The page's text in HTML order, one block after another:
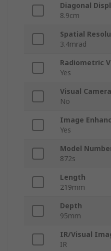
Diagonal
8.9cm
Spatial
3.4mrad
Radiometric
Yes
Visual Camera
No
Image
Yes
Model
872s
Length
219mm
Depth
95mm
IR/Visual
IR